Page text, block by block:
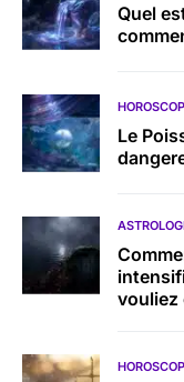
Quel
Le
vouliez